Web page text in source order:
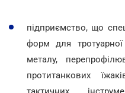
підприємство, що
форм для
металу,
протитанкових